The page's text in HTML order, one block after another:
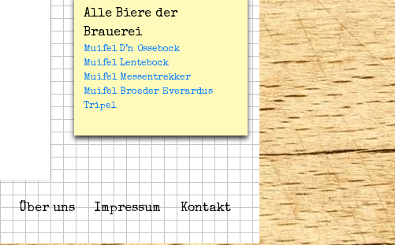
Alle Biere der
Brauerei
Muifel D’n Ossebock
Muifel Lentebock
Muifel Messentrekker
Muifel Broeder Everardus
Tripel
Über uns Impressum Kontakt